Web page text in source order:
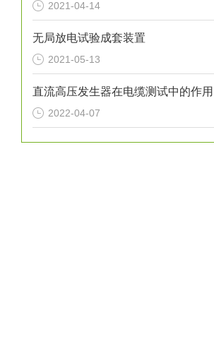
2021-04-14
无局放电试验成套装置
2021-05-13
直流高压发生器在电缆测试中的作用
2022-04-07